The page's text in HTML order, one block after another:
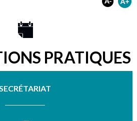
PRATIQUES